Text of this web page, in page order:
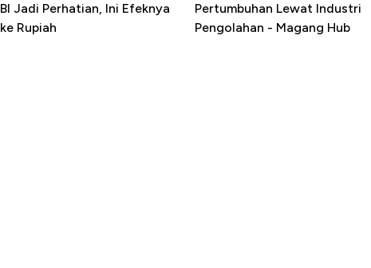
BI Jadi Perhatian, Ini Efeknya
ke Rupiah
Pertumbuhan Lewat Industri
Pengolahan - Magang Hub